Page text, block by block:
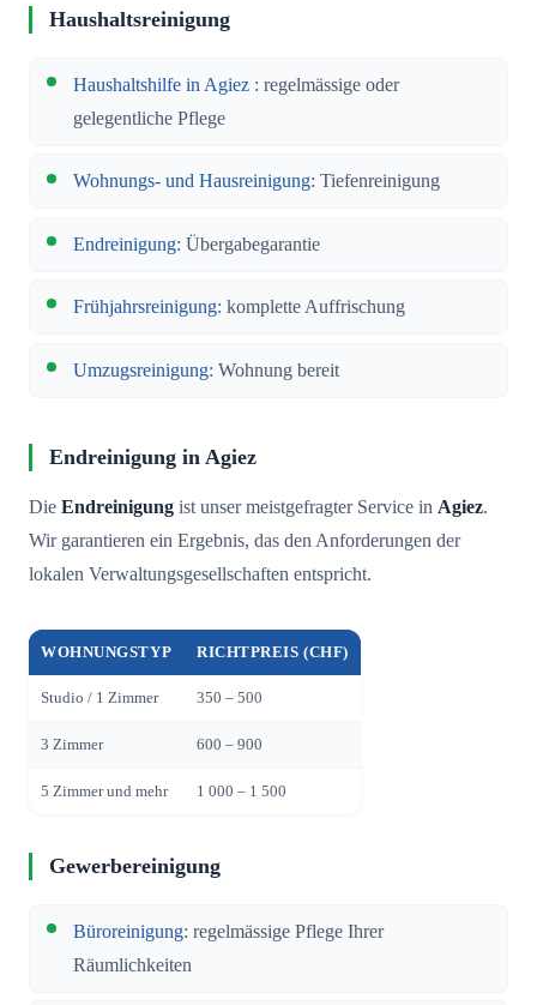
Haushaltsreinigung
Haushaltshilfe in Agiez : regelmässige oder
gelegentliche Pflege
Wohnungs- und Hausreinigung: Tiefenreinigung
Endreinigung: Übergabegarantie
Frühjahrsreinigung: komplette Auffrischung
Umzugsreinigung: Wohnung bereit
Endreinigung in Agiez
Die Endreinigung ist unser meistgefragter Service in Agiez.
Wir garantieren ein Ergebnis, das den Anforderungen der
lokalen Verwaltungsgesellschaften entspricht.
WOHNUNGSTYP RICHTPREIS (CHF)
Studio / 1 Zimmer 350 – 500
3 Zimmer 600 – 900
5 Zimmer und mehr 1 000 – 1 500
Gewerbereinigung
Büroreinigung: regelmässige Pflege Ihrer
Räumlichkeiten